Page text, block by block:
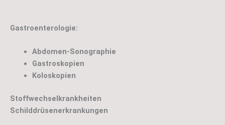
Gastroenterologie:
Abdomen-Sonographie
Gastroskopien
Koloskopien
Stoffwechselkrankheiten
Schilddrüsenerkrankungen